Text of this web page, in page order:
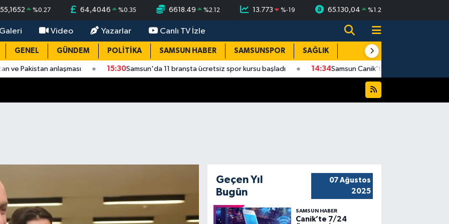
55,1652 %0.27 64,4046 %0.35 6618.49 %2.12 13.773 %-19 65.130,04 %1.2
Video Yazarlar Canlı TV İzle
GENEL GÜNDEM POLİTİKA SAMSUN HABER SAMSUNSPOR SAĞLIK TEKNOLOJİ
15:30Samsun'da 11 branşta ücretsiz spor kursu başladı 14:34Samsun Canik'te 20 bin hane fiber internete
Geçen Yıl
Bugün
07 Ağustos
2025
SAMSUN HABER
Canik’te 7/24